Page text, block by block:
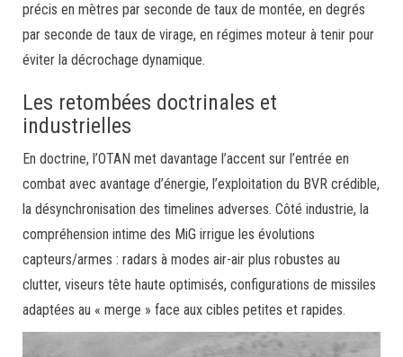
précis en mètres par seconde de taux de montée, en degrés
par seconde de taux de virage, en régimes moteur à tenir pour
éviter la décrochage dynamique.
Les retombées doctrinales et
industrielles
En doctrine, l’OTAN met davantage l’accent sur l’entrée en
combat avec avantage d’énergie, l’exploitation du BVR crédible,
la désynchronisation des timelines adverses. Côté industrie, la
compréhension intime des MiG irrigue les évolutions
capteurs/armes : radars à modes air-air plus robustes au
clutter, viseurs tête haute optimisés, configurations de missiles
adaptées au « merge » face aux cibles petites et rapides.